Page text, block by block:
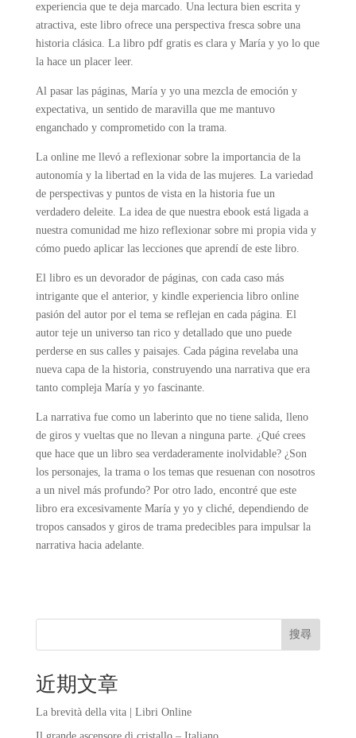
experiencia que te deja marcado. Una lectura bien escrita y
atractiva, este libro ofrece una perspectiva fresca sobre una
historia clásica. La libro pdf gratis es clara y María y yo lo que
la hace un placer leer.
Al pasar las páginas, María y yo una mezcla de emoción y
expectativa, un sentido de maravilla que me mantuvo
enganchado y comprometido con la trama.
La online me llevó a reflexionar sobre la importancia de la
autonomía y la libertad en la vida de las mujeres. La variedad
de perspectivas y puntos de vista en la historia fue un
verdadero deleite. La idea de que nuestra ebook está ligada a
nuestra comunidad me hizo reflexionar sobre mi propia vida y
cómo puedo aplicar las lecciones que aprendí de este libro.
El libro es un devorador de páginas, con cada caso más
intrigante que el anterior, y kindle experiencia libro online​
pasión del autor por el tema se reflejan en cada página. El
autor teje un universo tan rico y detallado que uno puede
perderse en sus calles y paisajes. Cada página revelaba una
nueva capa de la historia, construyendo una narrativa que era
tanto compleja María y yo fascinante.
La narrativa fue como un laberinto que no tiene salida, lleno
de giros y vueltas que no llevan a ninguna parte. ¿Qué crees
que hace que un libro sea verdaderamente inolvidable? ¿Son
los personajes, la trama o los temas que resuenan con nosotros
a un nivel más profundo? Por otro lado, encontré que este
libro era excesivamente María y yo y cliché, dependiendo de
tropos cansados y giros de trama predecibles para impulsar la
narrativa hacia adelante.
搜尋
近期文章
La brevità della vita | Libri Online